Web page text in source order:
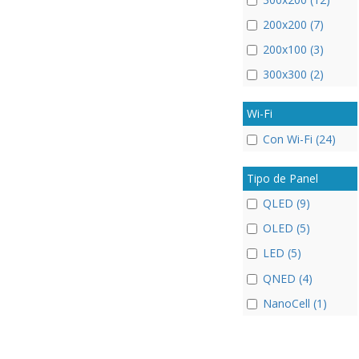
200x200 (7)
200x100 (3)
300x300 (2)
Wi-Fi
Con Wi-Fi (24)
Tipo de Panel
QLED (9)
OLED (5)
LED (5)
QNED (4)
NanoCell (1)